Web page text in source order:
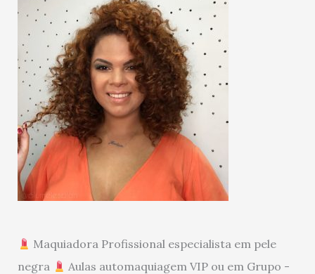
Maquiadora Profissional especialista em pele
negra
Aulas automaquiagem VIP ou em Grupo -